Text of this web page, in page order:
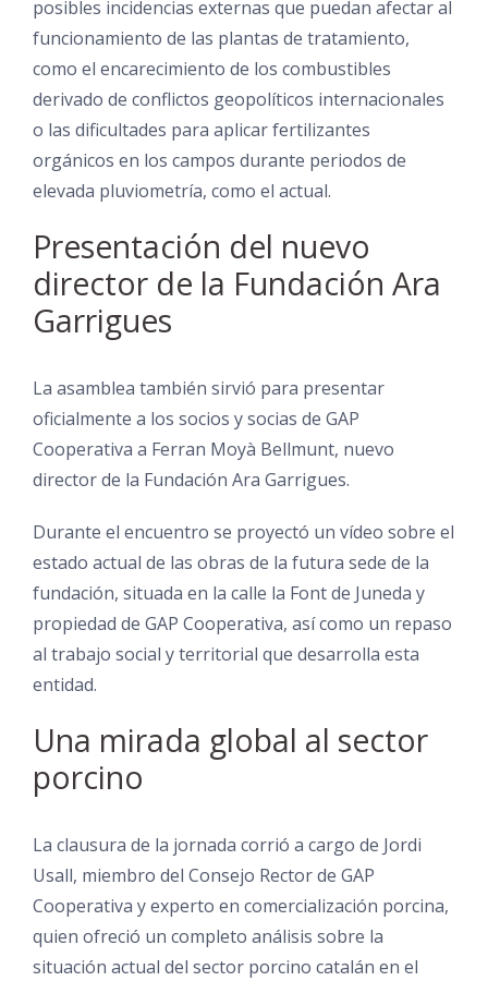
posibles incidencias externas que puedan afectar al
funcionamiento de las plantas de tratamiento,
como el encarecimiento de los combustibles
derivado de conflictos geopolíticos internacionales
o las dificultades para aplicar fertilizantes
orgánicos en los campos durante periodos de
elevada pluviometría, como el actual.
Presentación del nuevo
director de la Fundación Ara
Garrigues
La asamblea también sirvió para presentar
oficialmente a los socios y socias de GAP
Cooperativa a Ferran Moyà Bellmunt, nuevo
director de la Fundación Ara Garrigues.
Durante el encuentro se proyectó un vídeo sobre el
estado actual de las obras de la futura sede de la
fundación, situada en la calle la Font de Juneda y
propiedad de GAP Cooperativa, así como un repaso
al trabajo social y territorial que desarrolla esta
entidad.
Una mirada global al sector
porcino
La clausura de la jornada corrió a cargo de Jordi
Usall, miembro del Consejo Rector de GAP
Cooperativa y experto en comercialización porcina,
quien ofreció un completo análisis sobre la
situación actual del sector porcino catalán en el